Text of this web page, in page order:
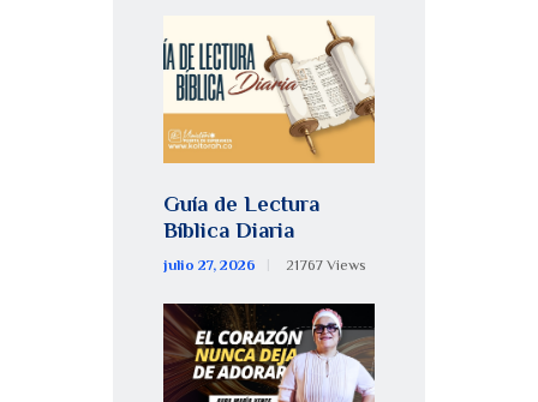
Guía de Lectura
Bíblica Diaria
julio 27, 2026 21767 Views